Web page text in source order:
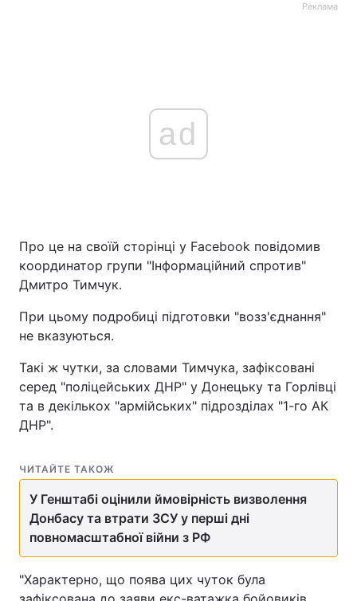
Реклама
ad
Про це на своїй сторінці у Facebook повідомив
координатор групи "Інформаційний спротив"
Дмитро Тимчук.
При цьому подробиці підготовки "возз'єднання"
не вказуються.
Такі ж чутки, за словами Тимчука, зафіксовані
серед "поліцейських ДНР" у Донецьку та Горлівці
та в декількох "армійських" підрозділах "1-го АК
ДНР".
ЧИТАЙТЕ ТАКОЖ
У Генштабі оцінили ймовірність визволення
Донбасу та втрати ЗСУ у перші дні
повномасштабної війни з РФ
"Характерно, що поява цих чуток була